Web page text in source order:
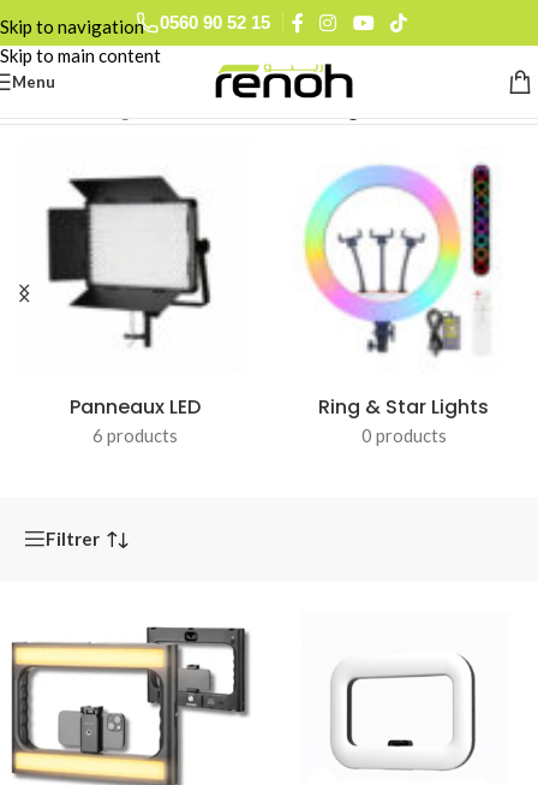
Skip to navigation
Skip to main content
0793 78 74 27
0560 90 52 15
Menu
Panneaux LED
6 products
Ring & Star Lights
0 products
Filtrer